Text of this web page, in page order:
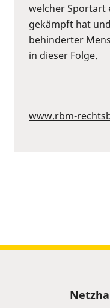
welcher Sportart
gekämpft hat
behinderter
in dieser Folge.
www.rbm-